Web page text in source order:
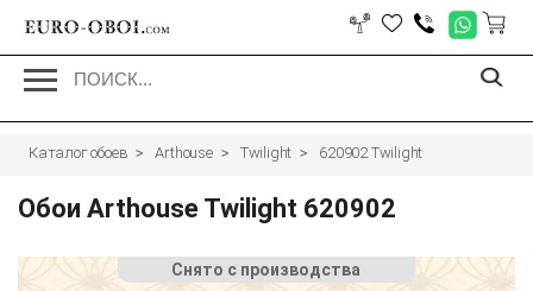
EURO-OBOI.com
Каталог обоев Arthouse Twilight 620902 Twilight
Обои Arthouse Twilight 620902